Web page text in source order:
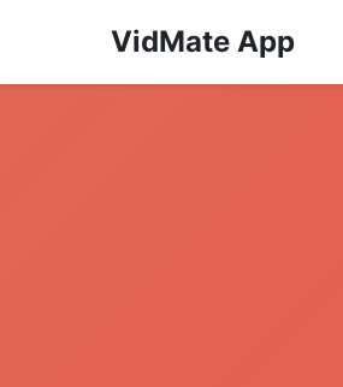
VidMate App